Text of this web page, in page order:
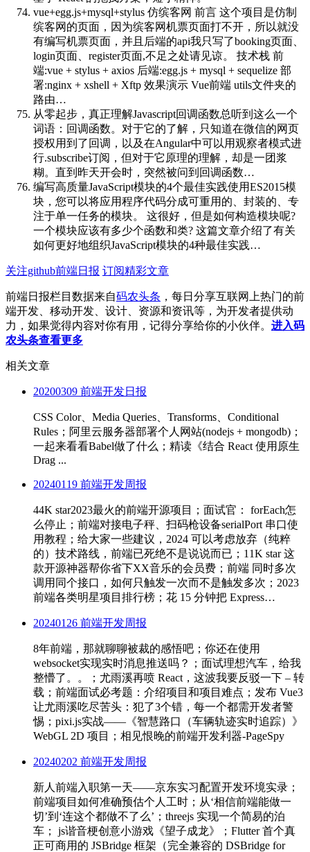
vue+egg.js+mysql+stylus 仿缤客网 前言 这个项目是仿制
缤客网的页面，因为缤客网机票页面打不开，所以就没
有编写机票页面，并且后端的api我只写了booking页面、
login页面、register页面,不足之处请见谅。 技术栈 前
端:vue + stylus + axios 后端:egg.js + mysql + sequelize 部
署:nginx + xshell + Xftp 效果演示 Vue前端 utils文件夹的
路由…
从零起步，真正理解Javascript回调函数总听到这么一个
词语：回调函数。对于它的了解，只知道在微信的网页
授权用到了回调，以及在Angular中可以用观察者模式进
行.subscribe订阅，但对于它原理的理解，却是一团浆
糊。直到昨天开会时，突然被问到回调函数…
编写高质量JavaScript模块的4个最佳实践使用ES2015模
块，您可以将应用程序代码分成可重用的、封装的、专
注于单一任务的模块。 这很好，但是如何构造模块呢?
一个模块应该有多少个函数和类? 这篇文章介绍了有关
如何更好地组织JavaScript模块的4种最佳实践…
关注github前端日报 订阅精彩文章
前端日报栏目数据来自码农头条 ，每日分享互联网上热门的前
端开发、移动开发、设计、资源和资讯等，为开发者提供动
力，如果觉得内容对你有用，记得分享给你的小伙伴。 进入码
农头条查看更多
相关文章
20200309 前端开发日报
CSS Color、Media Queries、Transforms、Conditional
Rules；阿里云服务器部署个人网站(nodejs + mongodb)；
一起来看看Babel做了什么；精读《结合 React 使用原生
Drag ...
20240119 前端开发周报
44K star2023最火的前端开源项目；面试官： forEach怎
么停止；前端对接电子秤、扫码枪设备serialPort 串口使
用教程；给大家一些建议，2024 可以考虑放弃（纯粹
的）技术路线，前端已死绝不是说说而已；11K star 这
款开源神器帮你省下XX音乐的会员费；前端 同时多次
调用同个接口，如何只触发一次而不是触发多次；2023
前端各类明星项目排行榜；花 15 分钟把 Express…
20240126 前端开发周报
8年前端，那就聊聊被裁的感悟吧；你还在使用
websocket实现实时消息推送吗？；面试理想汽车，给我
整懵了。。；尤雨溪再喷 React，这波我要反驳一下 – 转
载；前端面试必考题：介绍项目和项目难点；发布 Vue3
让尤雨溪吃尽苦头：犯了3个错，每一个都需开发者警
惕；pixi.js实战——《智慧路口（车辆轨迹实时追踪）》
WebGL 2D 项目；相见恨晚的前端开发利器-PageSpy
20240202 前端开发周报
新人前端入职第一天——京东实习配置开发环境实录；
前端项目如何准确预估个人工时；从‘相信前端能做一
切’到‘连这个都做不了么’；threejs 实现一个简易的泊
车； js谐音梗创意小游戏《望子成龙》；Flutter 首个真
正可商用的 JSBridge 框架（完全兼容的 DSBridge for